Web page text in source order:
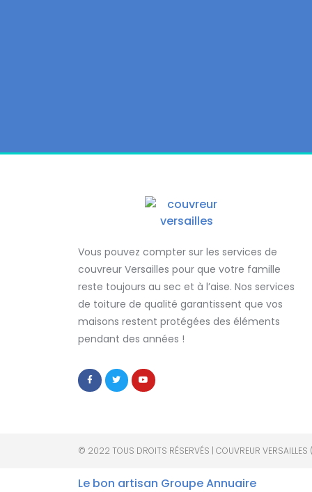
Vous pouvez compter sur les services de
couvreur Versailles pour que votre famille
reste toujours au sec et à l’aise. Nos services
de toiture de qualité garantissent que vos
maisons restent protégées des éléments
pendant des années !
© 2022 TOUS DROITS RÉSERVÉS | COUVREUR
Le bon artisan Groupe Annuaire